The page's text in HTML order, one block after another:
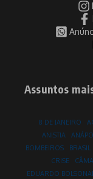
Assuntos
8 DE JANEIRO
ANISTIA
BOMBEIROS
BRASIL
CRISE
EDUARDO